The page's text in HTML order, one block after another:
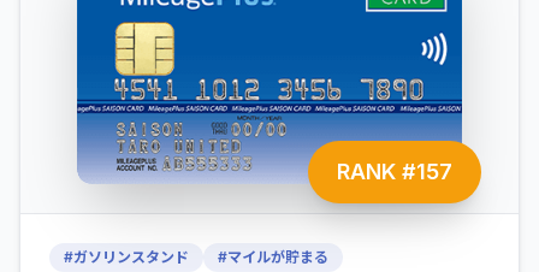
RANK #157
#ガソリンスタンド #マイルが貯まる